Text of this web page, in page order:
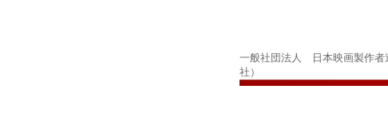
一般社団法人 日本映画製作者
社）